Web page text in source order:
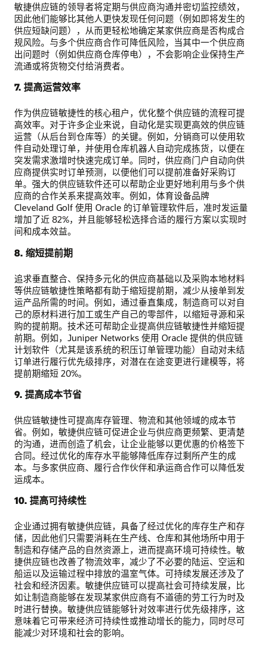
敏捷供应链的领导者将定期与供应商沟通并密切监控绩效，
因此他们能够比其他人更快发现任何问题（例如即将发生的
供应短缺问题），从而更轻松地确定某家供应商是否构成合
规风险。与多个供应商合作可降低风险，当其中一个供应商
出问题时（例如供应商仓库停电），不会影响企业保持生产
流通或将货物交付给消费者。
7. 提高运营效率
作为供应链敏捷性的核心租户，优化整个供应链的流程可提
高效率。对于许多企业来说，自动化是实现更高效的供应链
运营（从后台到仓库等）的关键。例如，分销商可以使用软
件自动处理订单，并使用仓库机器人自动完成拣货，以便在
突发需求激增时快速完成订单。同时，供应商门户自动向供
应商提供实时订单预测，以便他们可以提前准备好采购订
单。强大的供应链软件还可以帮助企业更好地利用与多个供
应商的合作关系来提高效率。例如，体育设备品牌
Cleveland Golf 使用 Oracle 的订单管理软件后，准时发运量
增加了近 82%，并且能够轻松选择合适的履行方案以实现时
间和成本效益。
8. 缩短提前期
追求垂直整合、保持多元化的供应商基础以及采购本地材料
等供应链敏捷性策略都有助于缩短提前期，减少从接单到发
运产品所需的时间。例如，通过垂直集成，制造商可以对自
己的原材料进行加工或生产自己的零部件，以缩短寻源和采
购的提前期。技术还可帮助企业提高供应链敏捷性并缩短提
前期。例如，Juniper Networks 使用 Oracle 提供的供应链
计划软件（尤其是该系统的积压订单管理功能）自动对未结
订单进行履行优先级排序，对潜在在途变更进行建模等，将
提前期缩短 20%。
9. 提高成本节省
供应链敏捷性可提高库存管理、物流和其他领域的成本节
省。例如，敏捷供应链可促进企业与供应商更频繁、更清楚
的沟通，进而创造了机会，让企业能够以更优惠的价格签下
合同。经过优化的库存水平能够降低库存过剩所产生的成
本。与多家供应商、履行合作伙伴和承运商合作可以降低发
运成本。
10. 提高可持续性
企业通过拥有敏捷供应链，具备了经过优化的库存生产和存
储，因此他们只需要消耗在生产线、仓库和其他场所中用于
制造和存储产品的自然资源上，进而提高环境可持续性。敏
捷供应链也改善了物流效率，减少了不必要的陆运、空运和
船运以及运输过程中排放的温室气体。可持续发展还涉及了
社会和经济因素。敏捷供应链可以提高社会可持续发展，比
如让制造商能够在发现某家供应商有不道德的劳工行为时及
时进行替换。敏捷供应链能够针对效率进行优先级排序，这
意味着它可带来经济可持续性或推动增长的能力，同时尽可
能减少对环境和社会的影响。